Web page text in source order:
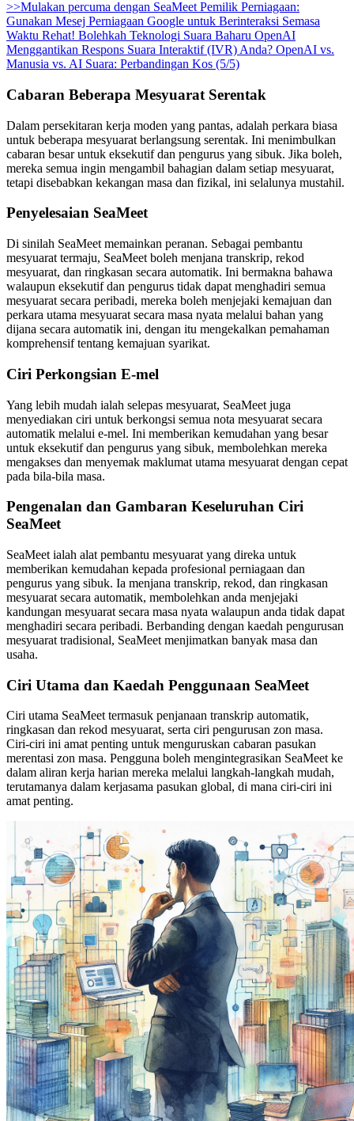
>>Mulakan percuma dengan SeaMeet Pemilik Perniagaan:
Gunakan Mesej Perniagaan Google untuk Berinteraksi Semasa
Waktu Rehat! Bolehkah Teknologi Suara Baharu OpenAI
Menggantikan Respons Suara Interaktif (IVR) Anda? OpenAI vs.
Manusia vs. AI Suara: Perbandingan Kos (5/5)
Cabaran Beberapa Mesyuarat Serentak
Dalam persekitaran kerja moden yang pantas, adalah perkara biasa
untuk beberapa mesyuarat berlangsung serentak. Ini menimbulkan
cabaran besar untuk eksekutif dan pengurus yang sibuk. Jika boleh,
mereka semua ingin mengambil bahagian dalam setiap mesyuarat,
tetapi disebabkan kekangan masa dan fizikal, ini selalunya mustahil.
Penyelesaian SeaMeet
Di sinilah SeaMeet memainkan peranan. Sebagai pembantu
mesyuarat termaju, SeaMeet boleh menjana transkrip, rekod
mesyuarat, dan ringkasan secara automatik. Ini bermakna bahawa
walaupun eksekutif dan pengurus tidak dapat menghadiri semua
mesyuarat secara peribadi, mereka boleh menjejaki kemajuan dan
perkara utama mesyuarat secara masa nyata melalui bahan yang
dijana secara automatik ini, dengan itu mengekalkan pemahaman
komprehensif tentang kemajuan syarikat.
Ciri Perkongsian E-mel
Yang lebih mudah ialah selepas mesyuarat, SeaMeet juga
menyediakan ciri untuk berkongsi semua nota mesyuarat secara
automatik melalui e-mel. Ini memberikan kemudahan yang besar
untuk eksekutif dan pengurus yang sibuk, membolehkan mereka
mengakses dan menyemak maklumat utama mesyuarat dengan cepat
pada bila-bila masa.
Pengenalan dan Gambaran Keseluruhan Ciri
SeaMeet
SeaMeet ialah alat pembantu mesyuarat yang direka untuk
memberikan kemudahan kepada profesional perniagaan dan
pengurus yang sibuk. Ia menjana transkrip, rekod, dan ringkasan
mesyuarat secara automatik, membolehkan anda menjejaki
kandungan mesyuarat secara masa nyata walaupun anda tidak dapat
menghadiri secara peribadi. Berbanding dengan kaedah pengurusan
mesyuarat tradisional, SeaMeet menjimatkan banyak masa dan
usaha.
Ciri Utama dan Kaedah Penggunaan SeaMeet
Ciri utama SeaMeet termasuk penjanaan transkrip automatik,
ringkasan dan rekod mesyuarat, serta ciri pengurusan zon masa.
Ciri-ciri ini amat penting untuk menguruskan cabaran pasukan
merentasi zon masa. Pengguna boleh mengintegrasikan SeaMeet ke
dalam aliran kerja harian mereka melalui langkah-langkah mudah,
terutamanya dalam kerjasama pasukan global, di mana ciri-ciri ini
amat penting.